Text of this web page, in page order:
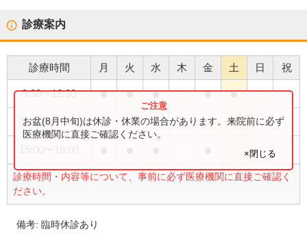
診療案内
診療時間 月 火 水 木 金 土 日 祝
9:30〜12:30 ● ● ● ● ●
15:00〜17:00 ●
診療時間・内容等について、事前に必ず医療機関に直接ご確認く
ださい。
お盆(8月中旬)は休診・休業の場合があります。来院前に必ず
医療機関に直接ご確認ください。
×閉じる
備考:臨時休診あり